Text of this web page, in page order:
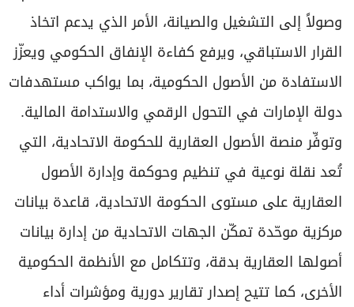
وصولاً إلى التشغيل والصيانة، الأمر الذي يدعم اتخاذ
القرار الاستباقي، ويرفع كفاءة الإنفاق الحكومي ويعزّز
الاستفادة من الأصول الحكومية، بما يواكب مستهدفات
دولة الإمارات في التحول الرقمي والاستدامة المالية.
وتوفِّر منصة الأصول العقارية للحكومة الاتحادية، التي
تُعد نقلة نوعية في تنظيم وحوكمة وإدارة الأصول
العقارية على مستوى الحكومة الاتحادية، قاعدة بيانات
مركزية موحّدة تمكّن الجهات الاتحادية من إدارة بيانات
أصولها العقارية بدقة، وتتكامل مع الأنظمة الحكومية
الأخرى، كما تتيح إصدار تقارير دورية ومؤشرات أداء